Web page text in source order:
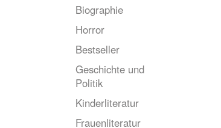
Biographie
Horror
Bestseller
Geschichte und
Politik
Kinderliteratur
Frauenliteratur